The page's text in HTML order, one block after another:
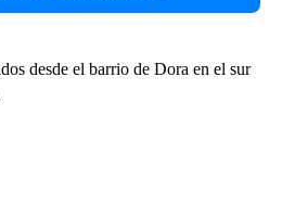
desde el barrio de Dora en el sur